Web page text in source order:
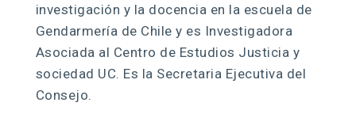
investigación y la docencia en la escuela de
Gendarmería de Chile y es Investigadora
Asociada al Centro de Estudios Justicia y
sociedad UC. Es la Secretaria Ejecutiva del
Consejo.